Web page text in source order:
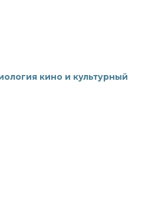
кино и культурный